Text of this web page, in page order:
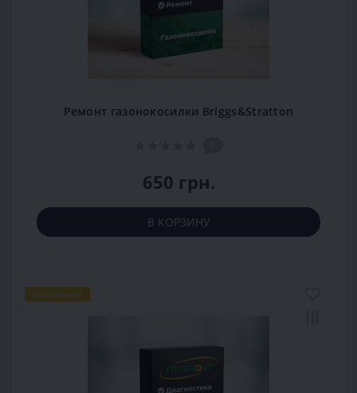
Ремонт газонокосилки Briggs&Stratton
650 грн.
В КОРЗИНУ
Популярный